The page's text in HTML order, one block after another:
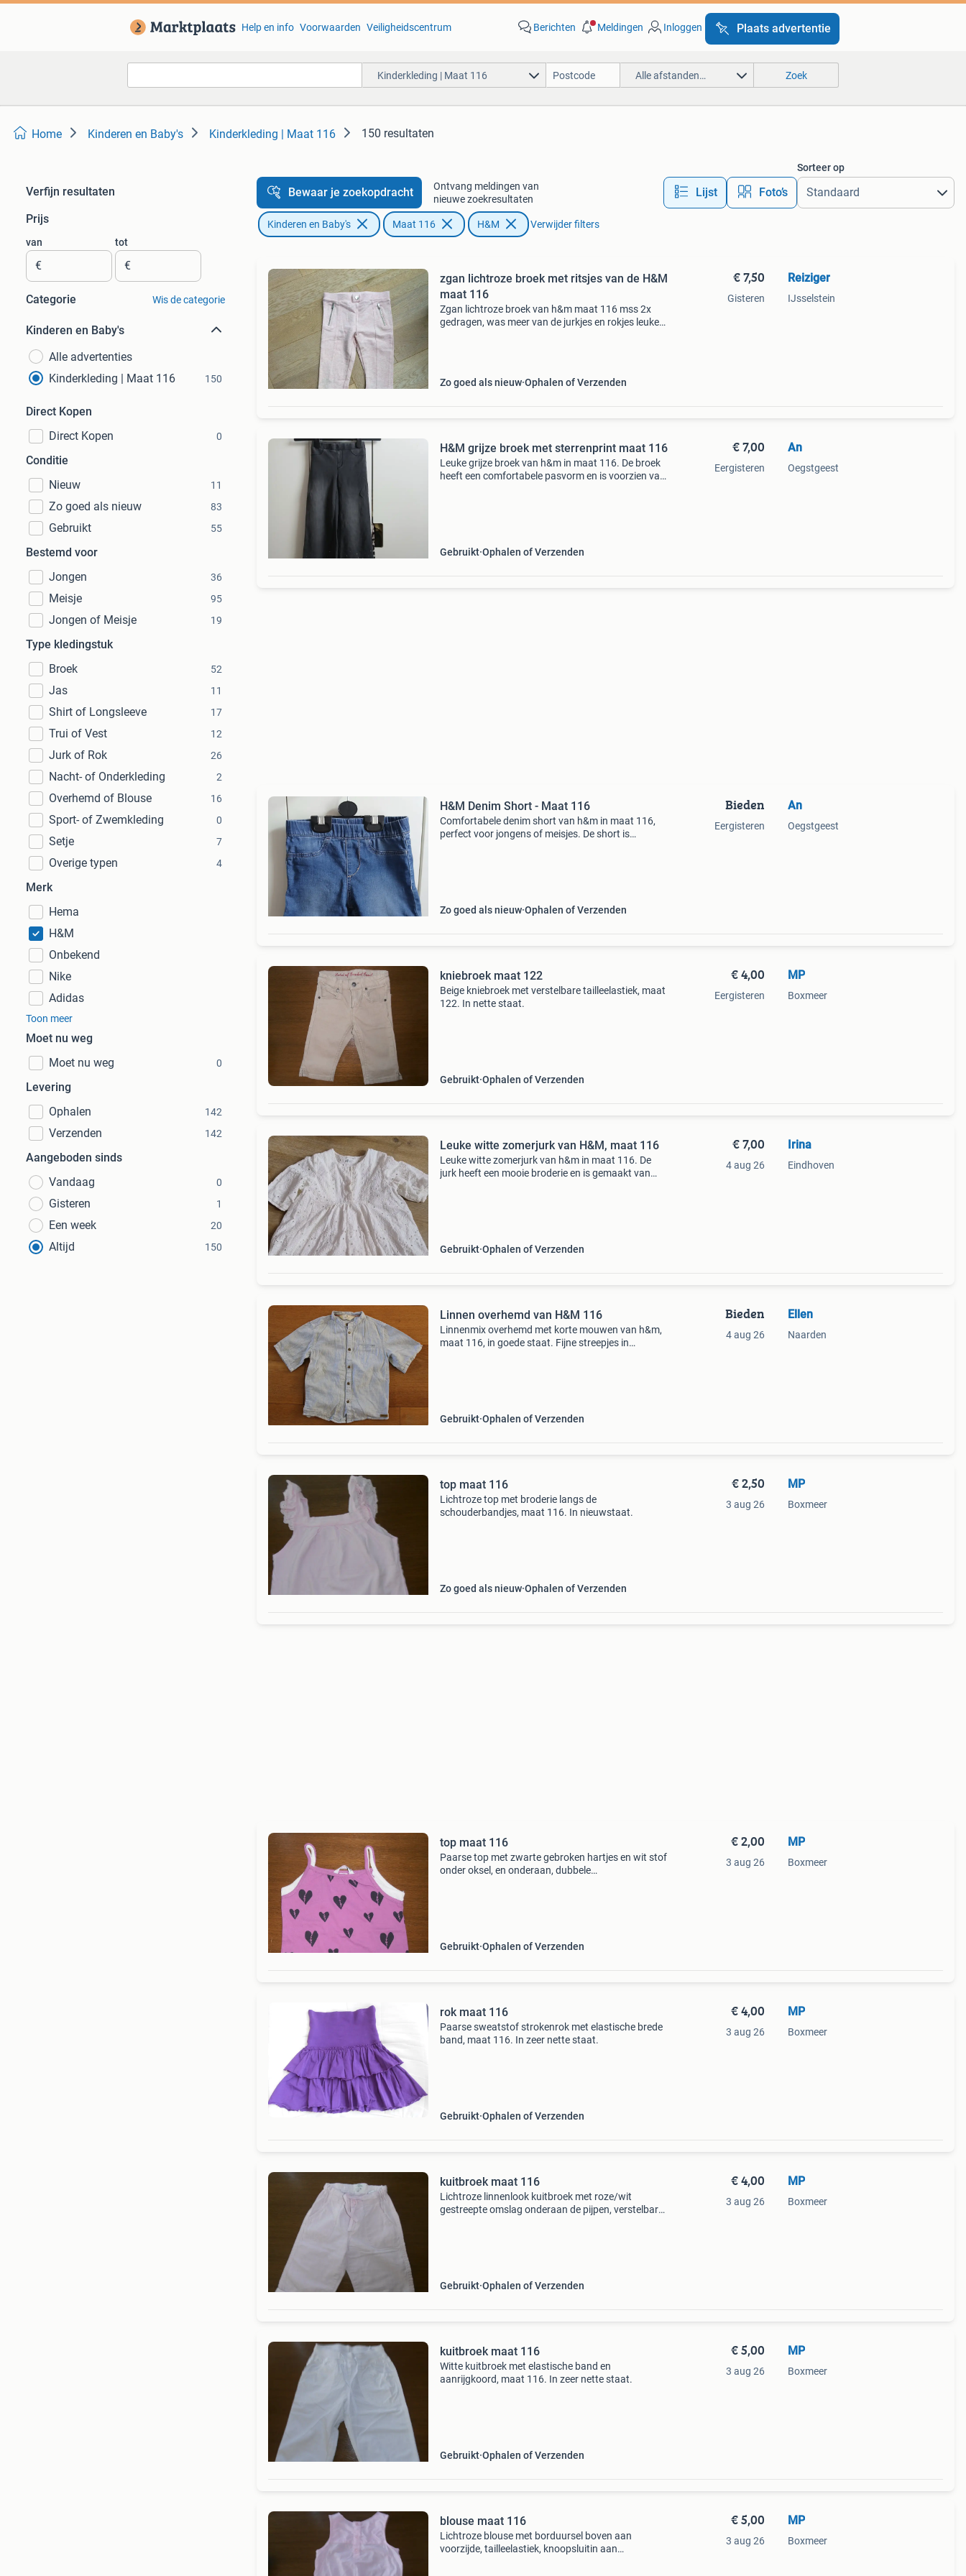
Help en info Voorwaarden Veiligheidscentrum Berichten Meldingen Inloggen Plaats advertentie
Kinderkleding | Maat 116 Alle afstanden… Zoek
Home Kinderen en Baby's Kinderkleding | Maat 116 150 resultaten
Verfijn resultaten
Prijs
van
€
tot
€
Categorie Wis de categorie
Kinderen en Baby's
Alle advertenties
Kinderkleding | Maat 116
150
Direct Kopen
Direct Kopen
0
Conditie
Nieuw
11
Zo goed als nieuw 83
Gebruikt 55
Bestemd voor
Jongen
36
Meisje 95
Jongen of Meisje 19
Type kledingstuk
Broek
52
Jas 11
Shirt of Longsleeve 17
Trui of Vest 12
Jurk of Rok 26
Nacht- of Onderkleding 2
Overhemd of Blouse 16
Sport- of Zwemkleding 0
Setje 7
Overige typen 4
Merk
Hema
H&M
Onbekend
Nike
Adidas
Toon meer
Moet nu weg
Moet nu weg
0
Levering
Ophalen
142
Verzenden 142
Aangeboden sinds
Vandaag
0
Gisteren 1
Een week 20
Altijd 150
Bewaar je zoekopdracht
Ontvang meldingen van
nieuwe zoekresultaten
Lijst Foto’s
Sorteer op
Kinderen en Baby's Maat 116 H&M Verwijder filters
zgan lichtroze broek met ritsjes van de H&M
maat 116
Zgan lichtroze broek van h&m maat 116 mss 2x
gedragen, was meer van de jurkjes en rokjes leuke
Zo goed als nieuw Ophalen of Verzenden
€ 7,50
Gisteren
Reiziger
IJsselstein
H&M grijze broek met sterrenprint maat 116
Leuke grijze broek van h&m in maat 116. De broek
heeft een comfortabele pasvorm en is voorzien van
Gebruikt Ophalen of Verzenden
€ 7,00
Eergisteren
An
Oegstgeest
H&M Denim Short - Maat 116
Comfortabele denim short van h&m in maat 116,
perfect voor jongens of meisjes. De short is
Zo goed als nieuw Ophalen of Verzenden
Bieden
Eergisteren
An
Oegstgeest
kniebroek maat 122
Beige kniebroek met verstelbare tailleelastiek, maat
122. In nette staat.
Gebruikt Ophalen of Verzenden
€ 4,00
Eergisteren
MP
Boxmeer
Leuke witte zomerjurk van H&M, maat 116
Leuke witte zomerjurk van h&m in maat 116. De
jurk heeft een mooie broderie en is gemaakt van
Gebruikt Ophalen of Verzenden
€ 7,00
4 aug 26
Irina
Eindhoven
Linnen overhemd van H&M 116
Linnenmix overhemd met korte mouwen van h&m,
maat 116, in goede staat. Fijne streepjes in
Gebruikt Ophalen of Verzenden
Bieden
4 aug 26
Ellen
Naarden
top maat 116
Lichtroze top met broderie langs de
schouderbandjes, maat 116. In nieuwstaat.
Zo goed als nieuw Ophalen of Verzenden
€ 2,50
3 aug 26
MP
Boxmeer
top maat 116
Paarse top met zwarte gebroken hartjes en wit stof
onder oksel, en onderaan, dubbele
Gebruikt Ophalen of Verzenden
€ 2,00
3 aug 26
MP
Boxmeer
rok maat 116
Paarse sweatstof strokenrok met elastische brede
band, maat 116. In zeer nette staat.
Gebruikt Ophalen of Verzenden
€ 4,00
3 aug 26
MP
Boxmeer
kuitbroek maat 116
Lichtroze linnenlook kuitbroek met roze/wit
gestreepte omslag onderaan de pijpen, verstelbare
Gebruikt Ophalen of Verzenden
€ 4,00
3 aug 26
MP
Boxmeer
kuitbroek maat 116
Witte kuitbroek met elastische band en
aanrijgkoord, maat 116. In zeer nette staat.
Gebruikt Ophalen of Verzenden
€ 5,00
3 aug 26
MP
Boxmeer
blouse maat 116
Lichtroze blouse met borduursel boven aan
voorzijde, tailleelastiek, knoopsluitin aan
€ 5,00
3 aug 26
MP
Boxmeer